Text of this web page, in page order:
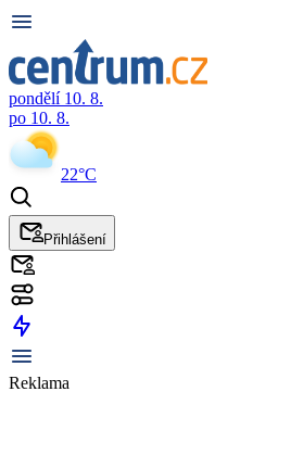
pondělí 10. 8.
po 10. 8.
22°C
Přihlášení
Reklama